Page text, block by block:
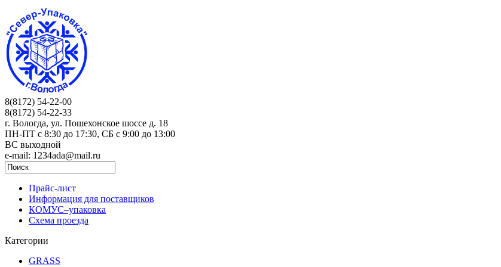
8(8172) 54-22-00
8(8172) 54-22-33
г. Вологда, ул. Пошехонское шоссе д. 18
ПН-ПТ c 8:30 до 17:30, СБ с 9:00 до 13:00
ВС выходной
e-mail: 1234ada@mail.ru
Прайс-лист
Информация для поставщиков
КОМУС–упаковка
Схема проезда
Категории
GRASS